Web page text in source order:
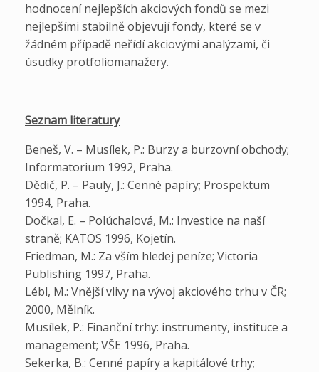
hodnocení nejlepších akciových fondů se mezi
nejlepšími stabilně objevují fondy, které se v
žádném případě neřídí akciovými analýzami, či
úsudky protfoliomanažery.
Seznam literatury
Beneš, V. – Musílek, P.: Burzy a burzovní obchody;
Informatorium 1992, Praha.
Dědič, P. – Pauly, J.: Cenné papíry; Prospektum
1994, Praha.
Dočkal, E. – Polúchalová, M.: Investice na naší
straně; KATOS 1996, Kojetín.
Friedman, M.: Za vším hledej peníze; Victoria
Publishing 1997, Praha.
Lébl, M.: Vnější vlivy na vývoj akciového trhu v ČR;
2000, Mělník.
Musílek, P.: Finanční trhy: instrumenty, instituce a
management; VŠE 1996, Praha.
Sekerka, B.: Cenné papíry a kapitálové trhy;